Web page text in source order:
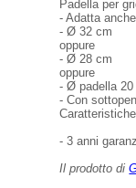
Padella per
- Adatta
- Ø 32 cm
oppure
- Ø 28 cm
oppure
- Ø padella
- Con
Caratteristiche
- 3 anni
Il prodotto di